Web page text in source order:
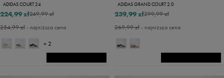
ADIDAS COURT 24
249,99 zł
224,99 zł
254,99 zł- najniższa cena
+ 2
ADIDAS GRAND COURT 2.0
299,99 zł
239,99 zł
269,99 zł- najniższa cena